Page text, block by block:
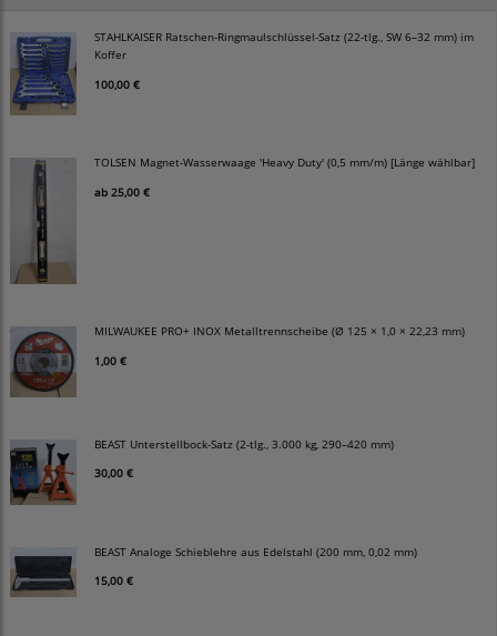
STAHLKAISER Ratschen-Ringmaulschlüssel-Satz (22-tlg., SW 6–32 mm) im
Koffer
100,00 €
TOLSEN Magnet-Wasserwaage 'Heavy Duty' (0,5 mm/m) [Länge wählbar]
ab 25,00 €
MILWAUKEE PRO+ INOX Metalltrennscheibe (Ø 125 × 1,0 × 22,23 mm)
1,00 €
BEAST Unterstellbock-Satz (2-tlg., 3.000 kg, 290–420 mm)
30,00 €
BEAST Analoge Schieblehre aus Edelstahl (200 mm, 0,02 mm)
15,00 €